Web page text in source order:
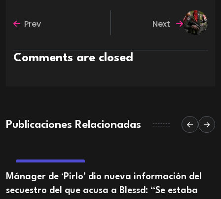
Prev Next
Comments are closed
Publicaciones Relacionadas
Mánager de ‘Pirlo’ dio nueva información del
secuestro del que acusa a Blessd: “Se estaba